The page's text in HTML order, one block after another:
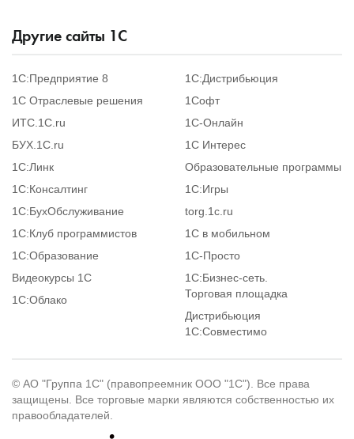
Другие сайты 1С
1С:Предприятие 8
1С Отраслевые решения
ИТС.1C.ru
БУХ.1С.ru
1С:Линк
1С:Консалтинг
1С:БухОбслуживание
1С:Клуб программистов
1С:Образование
Видеокурсы 1С
1С:Облако
1С:Дистрибьюция
1Софт
1С-Онлайн
1С Интерес
Образовательные программы
1С:Игры
torg.1c.ru
1С в мобильном
1C-Просто
1С:Бизнес-сеть.
Торговая площадка
Дистрибьюция
1С:Совместимо
© АО "Группа 1С" (правопреемник ООО "1С"). Все права
защищены. Все торговые марки являются собственностью их
правообладателей.